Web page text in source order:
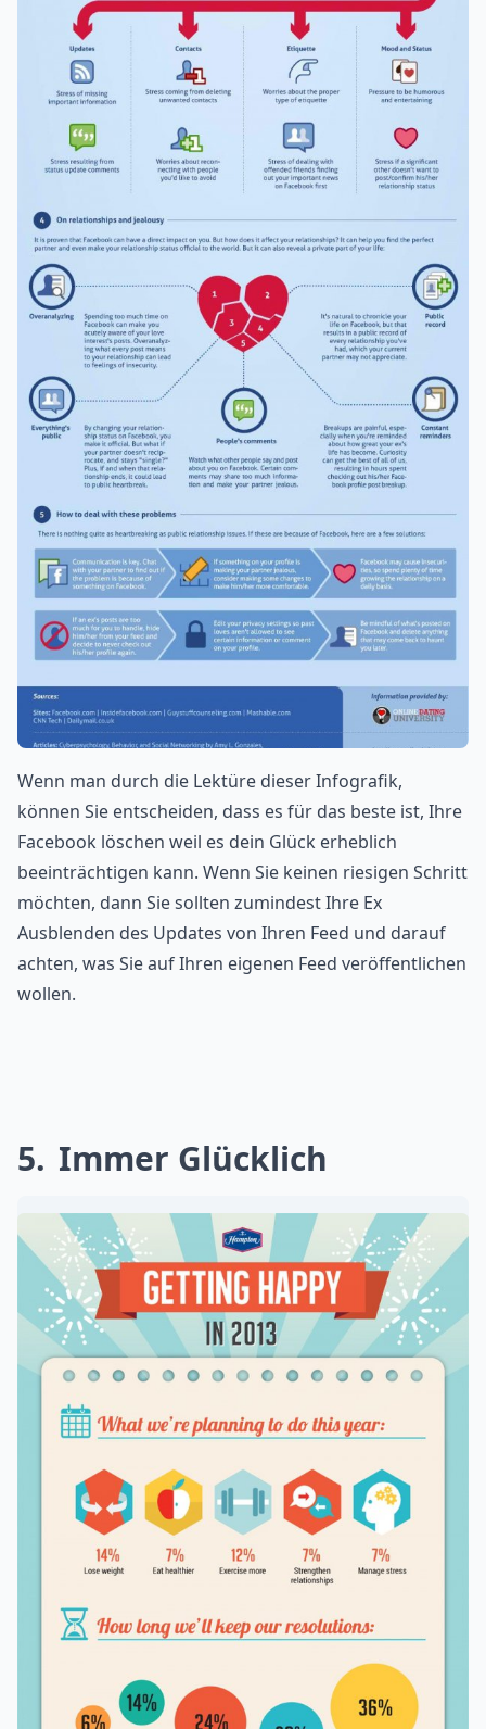
Wenn man durch die Lektüre dieser Infografik,
können Sie entscheiden, dass es für das beste ist, Ihre
Facebook löschen weil es dein Glück erheblich
beeinträchtigen kann. Wenn Sie keinen riesigen Schritt
möchten, dann Sie sollten zumindest Ihre Ex
Ausblenden des Updates von Ihren Feed und darauf
achten, was Sie auf Ihren eigenen Feed veröffentlichen
wollen.
5 Immer Glücklich